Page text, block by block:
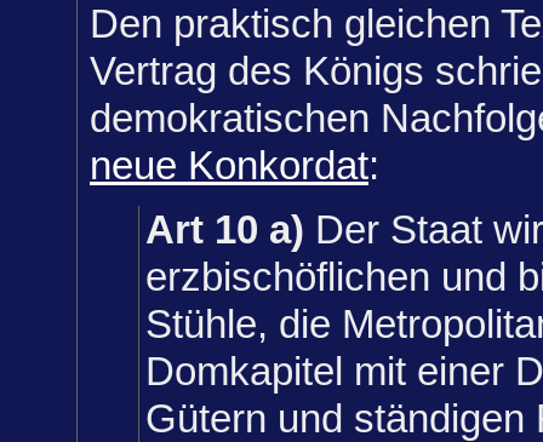
Den praktisch gleichen
Vertrag des Königs
demokratischen
neue Konkordat:
Art 10 a) Der Staat
erzbischöflichen und
Stühle, die
Domkapitel mit einer
Gütern und ständigen